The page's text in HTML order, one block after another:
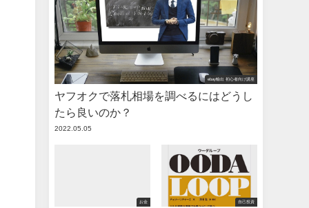
ebay輸出 初心者向け講座
ヤフオクで落札相場を調べるにはどうし
たら良いのか？
2022.05.05
お金 自己投資